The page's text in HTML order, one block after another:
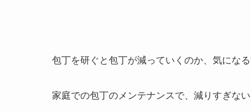
包丁を研ぐと包丁が減っていくのか、気になる
家庭での包丁のメンテナンスで、減りすぎな